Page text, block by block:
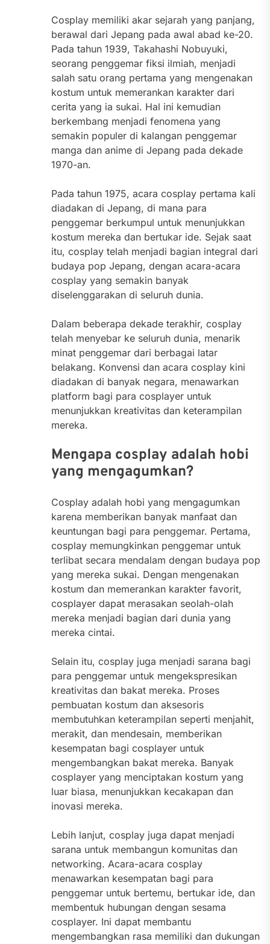
Cosplay memiliki akar sejarah yang panjang,
berawal dari Jepang pada awal abad ke-20.
Pada tahun 1939, Takahashi Nobuyuki,
seorang penggemar fiksi ilmiah, menjadi
salah satu orang pertama yang mengenakan
kostum untuk memerankan karakter dari
cerita yang ia sukai. Hal ini kemudian
berkembang menjadi fenomena yang
semakin populer di kalangan penggemar
manga dan anime di Jepang pada dekade
1970-an.
Pada tahun 1975, acara cosplay pertama kali
diadakan di Jepang, di mana para
penggemar berkumpul untuk menunjukkan
kostum mereka dan bertukar ide. Sejak saat
itu, cosplay telah menjadi bagian integral dari
budaya pop Jepang, dengan acara-acara
cosplay yang semakin banyak
diselenggarakan di seluruh dunia.
Dalam beberapa dekade terakhir, cosplay
telah menyebar ke seluruh dunia, menarik
minat penggemar dari berbagai latar
belakang. Konvensi dan acara cosplay kini
diadakan di banyak negara, menawarkan
platform bagi para cosplayer untuk
menunjukkan kreativitas dan keterampilan
mereka.
Mengapa cosplay adalah hobi
yang mengagumkan?
Cosplay adalah hobi yang mengagumkan
karena memberikan banyak manfaat dan
keuntungan bagi para penggemar. Pertama,
cosplay memungkinkan penggemar untuk
terlibat secara mendalam dengan budaya pop
yang mereka sukai. Dengan mengenakan
kostum dan memerankan karakter favorit,
cosplayer dapat merasakan seolah-olah
mereka menjadi bagian dari dunia yang
mereka cintai.
Selain itu, cosplay juga menjadi sarana bagi
para penggemar untuk mengekspresikan
kreativitas dan bakat mereka. Proses
pembuatan kostum dan aksesoris
membutuhkan keterampilan seperti menjahit,
merakit, dan mendesain, memberikan
kesempatan bagi cosplayer untuk
mengembangkan bakat mereka. Banyak
cosplayer yang menciptakan kostum yang
luar biasa, menunjukkan kecakapan dan
inovasi mereka.
Lebih lanjut, cosplay juga dapat menjadi
sarana untuk membangun komunitas dan
networking. Acara-acara cosplay
menawarkan kesempatan bagi para
penggemar untuk bertemu, bertukar ide, dan
membentuk hubungan dengan sesama
cosplayer. Ini dapat membantu
mengembangkan rasa memiliki dan dukungan